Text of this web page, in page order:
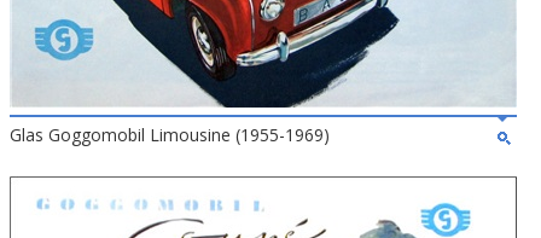
Glas Goggomobil Limousine (1955-1969)